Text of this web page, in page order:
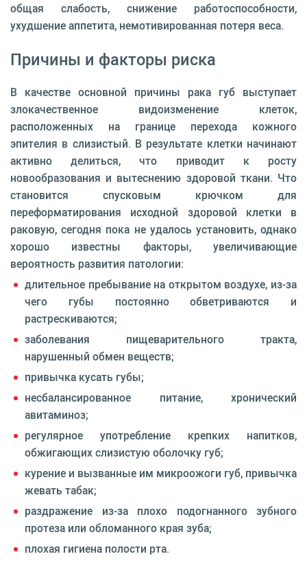
общая слабость, снижение работоспособности,
ухудшение аппетита, немотивированная потеря веса.
Причины и факторы риска
В качестве основной причины рака губ выступает
злокачественное видоизменение клеток,
расположенных на границе перехода кожного
эпителия в слизистый. В результате клетки начинают
активно делиться, что приводит к росту
новообразования и вытеснению здоровой ткани. Что
становится спусковым крючком для
переформатирования исходной здоровой клетки в
раковую, сегодня пока не удалось установить, однако
хорошо известны факторы, увеличивающие
вероятность развития патологии:
длительное пребывание на открытом воздухе, из-за
чего губы постоянно обветриваются и
растрескиваются;
заболевания пищеварительного тракта,
нарушенный обмен веществ;
привычка кусать губы;
несбалансированное питание, хронический
авитаминоз;
регулярное употребление крепких напитков,
обжигающих слизистую оболочку губ;
курение и вызванные им микроожоги губ, привычка
жевать табак;
раздражение из-за плохо подогнанного зубного
протеза или обломанного края зуба;
плохая гигиена полости рта.